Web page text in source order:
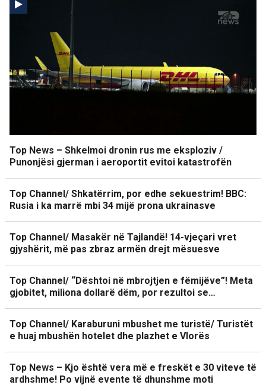
Top News – Shkelmoi dronin rus me eksploziv /
Punonjësi gjerman i aeroportit evitoi katastrofën
Top Channel/ Shkatërrim, por edhe sekuestrim! BBC:
Rusia i ka marrë mbi 34 mijë prona ukrainasve
Top Channel/ Masakër në Tajlandë! 14-vjeçari vret
gjyshërit, më pas zbraz armën drejt mësuesve
Top Channel/ “Dështoi në mbrojtjen e fëmijëve”! Meta
gjobitet, miliona dollarë dëm, por rezultoi se…
Top Channel/ Karaburuni mbushet me turistë/ Turistët
e huaj mbushën hotelet dhe plazhet e Vlorës
Top News – Kjo është vera më e freskët e 30 viteve të
ardhshme! Po vijnë evente të dhunshme moti